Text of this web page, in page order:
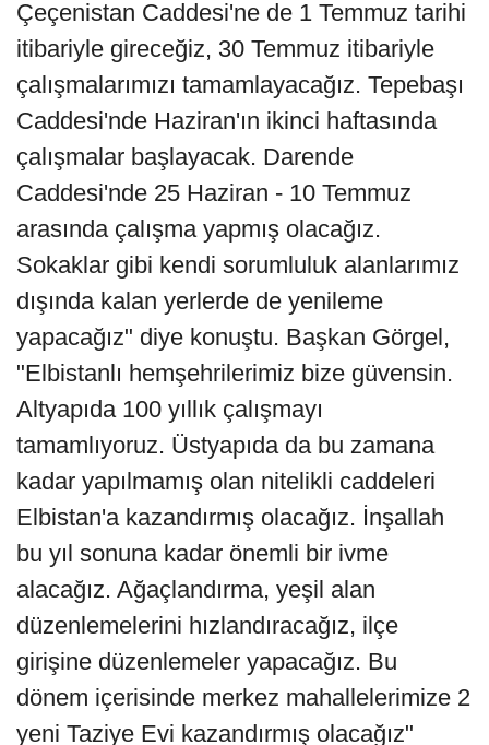
Çeçenistan Caddesi'ne de 1 Temmuz tarihi
itibariyle gireceğiz, 30 Temmuz itibariyle
çalışmalarımızı tamamlayacağız. Tepebaşı
Caddesi'nde Haziran'ın ikinci haftasında
çalışmalar başlayacak. Darende
Caddesi'nde 25 Haziran - 10 Temmuz
arasında çalışma yapmış olacağız.
Sokaklar gibi kendi sorumluluk alanlarımız
dışında kalan yerlerde de yenileme
yapacağız" diye konuştu. Başkan Görgel,
"Elbistanlı hemşehrilerimiz bize güvensin.
Altyapıda 100 yıllık çalışmayı
tamamlıyoruz. Üstyapıda da bu zamana
kadar yapılmamış olan nitelikli caddeleri
Elbistan'a kazandırmış olacağız. İnşallah
bu yıl sonuna kadar önemli bir ivme
alacağız. Ağaçlandırma, yeşil alan
düzenlemelerini hızlandıracağız, ilçe
girişine düzenlemeler yapacağız. Bu
dönem içerisinde merkez mahallelerimize 2
yeni Taziye Evi kazandırmış olacağız"